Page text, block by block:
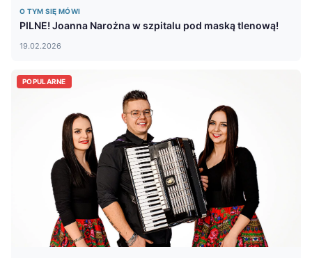
O TYM SIĘ MÓWI
PILNE! Joanna Narożna w szpitalu pod maską tlenową!
19.02.2026
POPULARNE